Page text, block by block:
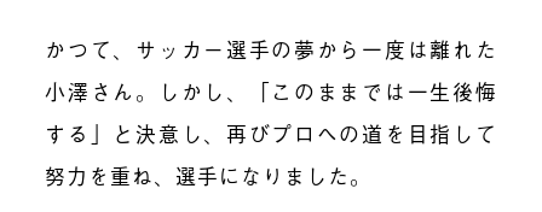
かつて、サッカー選手の夢から一度は離れた
小澤さん。しかし、「このままでは一生後悔
する」と決意し、再びプロへの道を目指して
努力を重ね、選手になりました。